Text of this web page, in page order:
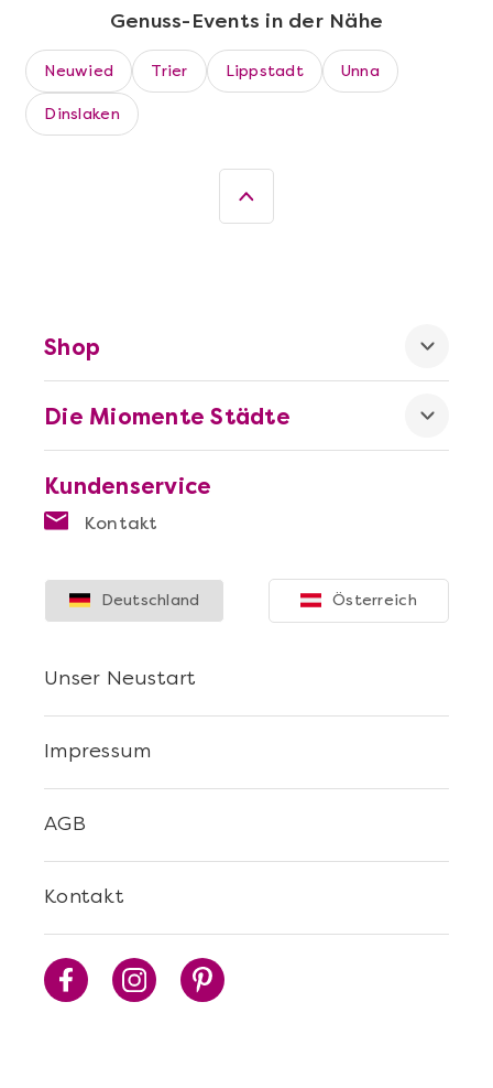
Wein- & Käse-Genuss@Home für 2
Die beste Pizza@Home
Genuss-Events in der Nähe
Neuwied Trier Lippstadt Unna
Dinslaken
Kundenservice
Kontakt
Die Miomente Städte
Shop
Kontakt
AGB
Impressum
Unser Neustart
Deutschland Österreich